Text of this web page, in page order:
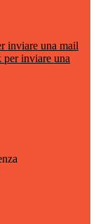
inviare una mail
inviare una